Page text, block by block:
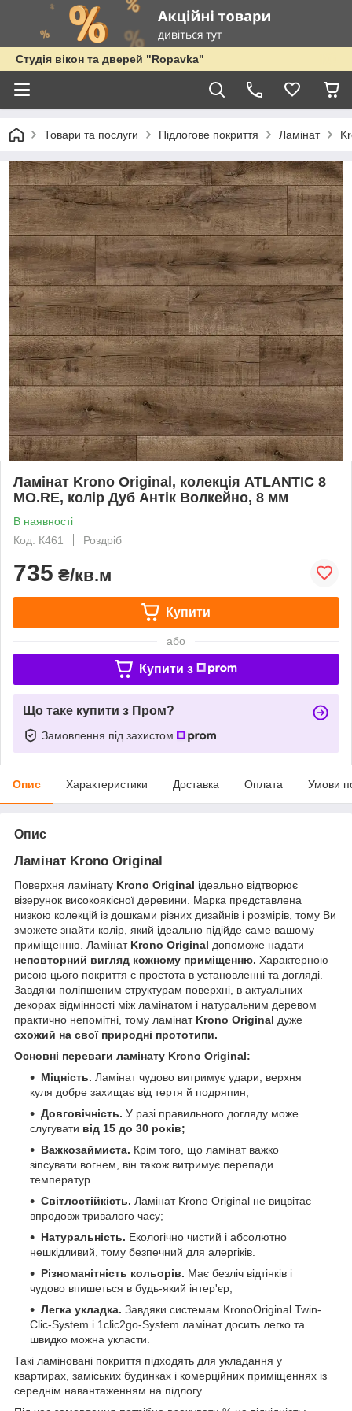
Студія вікон та дверей "Ropavka"
Товари та послуги Підлогове покриття Ламінат
Ламінат Krono Original, колекція ATLANTIC 8
MO.RE, колір Дуб Антік Волкейно, 8 мм
В наявності
Код: К461
Роздріб
735 ₴/кв.м
Купити
або
Купити з
Що таке купити з Пром?
Замовлення під захистом
Опис Характеристики Доставка Оплата Умови
Опис
Ламінат Krono Original
Поверхня ламінату Krono Original ідеально відтворює
візерунок високоякісної деревини. Марка представлена
низкою колекцій із дошками різних дизайнів і розмірів, тому Ви
зможете знайти колір, який ідеально підійде саме вашому
приміщенню. Ламінат Krono Original допоможе надати
неповторний вигляд кожному приміщенню. Характерною
рисою цього покриття є простота в установленні та догляді.
Завдяки поліпшеним структурам поверхні, в актуальних
декорах відмінності між ламінатом і натуральним деревом
практично непомітні, тому ламінат Krono Original дуже
схожий на свої природні прототипи.
Основні переваги ламінату Krono Original:
Міцність. Ламінат чудово витримує удари, верхня
куля добре захищає від тертя й подряпин;
Довговічність. У разі правильного догляду може
слугувати від 15 до 30 років;
Важкозаймиста. Крім того, що ламінат важко
зіпсувати вогнем, він також витримує перепади
температур.
Світлостійкість. Ламінат Krono Original не вицвітає
впродовж тривалого часу;
Натуральність. Екологічно чистий і абсолютно
нешкідливий, тому безпечний для алергіків.
Різноманітність кольорів. Має безліч відтінків і
чудово впишеться в будь-який інтер'єр;
Легка укладка. Завдяки системам KronoOriginal Twin-
Clic-System і 1clic2go-System ламінат досить легко та
швидко можна укласти.
Такі ламіновані покриття підходять для укладання у
квартирах, заміських будинках і комерційних приміщеннях із
середнім навантаженням на підлогу.